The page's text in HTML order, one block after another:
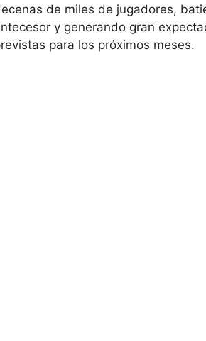
de miles de jugadores,
y generando gran
para los próximos meses.